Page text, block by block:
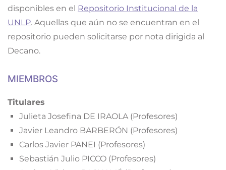
disponibles en el Repositorio Institucional de la
UNLP. Aquellas que aún no se encuentran en el
repositorio pueden solicitarse por nota dirigida al
Decano.
MIEMBROS
Titulares
Julieta Josefina DE IRAOLA (Profesores)
Javier Leandro BARBERÓN (Profesores)
Carlos Javier PANEI (Profesores)
Sebastián Julio PICCO (Profesores)